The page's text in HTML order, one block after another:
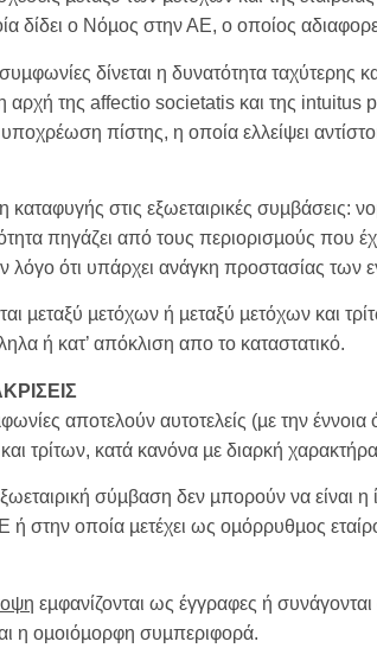
δίδει ο Νόµος στην ΑΕ, ο οποίος
συµφωνίες δίνεται η δυνατότητα
αρχή της affectio societatis και της intuitus
πίστης, η οποία ελλείψει
καταφυγής στις εξωεταιρικές συµβάσεις:
πηγάζει από τους περιορισµούς που
λόγο ότι υπάρχει ανάγκη προστασίας των
µεταξύ µετόχων ή µεταξύ µετόχων και
ή κατ’ απόκλιση απο το καταστατικό.
αποτελούν αυτοτελείς (µε την
τρίτων, κατά κανόνα µε διαρκή
σύµβαση δεν µπορούν να είναι
ή στην οποία µετέχει ως οµόρρυθµος
εµφανίζονται ως έγγραφες ή
η οµοιόµορφη συµπεριφορά.